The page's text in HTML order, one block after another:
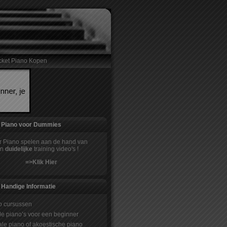
Piano Kopen
Piano voor Dummies
Piano spelen aan de hand van
duidelijke training video's !
=>Klik Hier
Handige Informatie
cursussen
piano’s voor een beginner
piano of akoestische piano